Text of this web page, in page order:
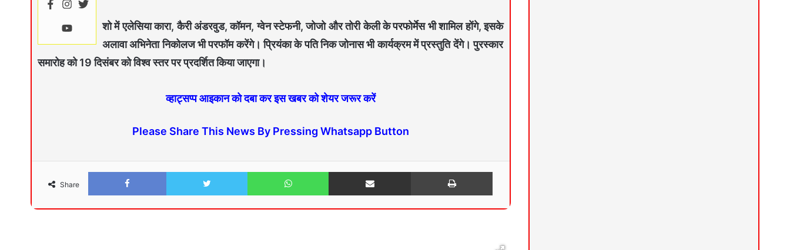
शो में एलेसिया कारा, कैरी अंडरवुड, कॉमन, ग्वेन स्टेफनी, जोजो और तोरी केली के परफोर्मेस भी शामिल होंगे, इसके
अलावा अभिनेता निकोलज भी परफॉम करेंगे। प्रियंका के पति निक जोनास भी कार्यक्रम में प्रस्तुति देंगे। पुरस्कार
समारोह को 19 दिसंबर को विश्व स्तर पर प्रदर्शित किया जाएगा।
व्हाट्सप्प आइकान को दबा कर इस खबर को शेयर जरूर करें
Please Share This News By Pressing Whatsapp Button
Share
Facebook Twitter WhatsApp Share via Email Print